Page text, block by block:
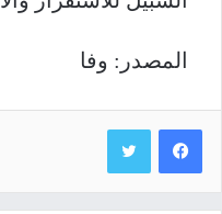
المصدر: وفا